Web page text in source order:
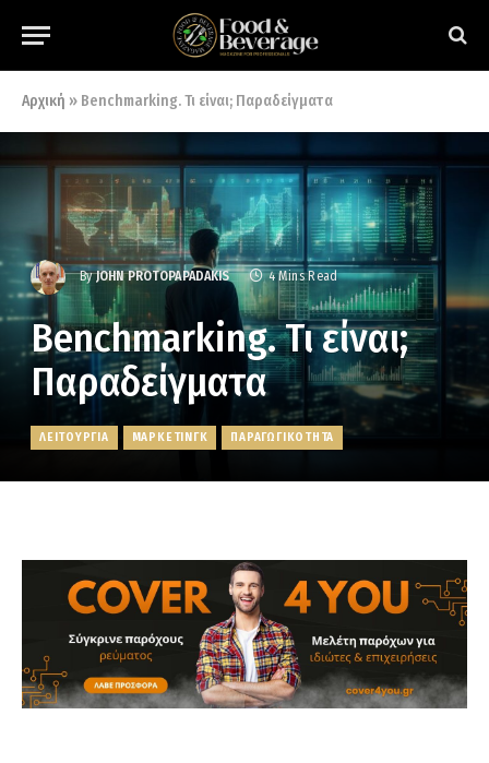
Αρχική » Benchmarking. Τι είναι; Παραδείγματα
By JOHN PROTOPAPADAKIS 4 Mins Read
Benchmarking. Τι είναι;
Παραδείγματα
ΛΕΙΤΟΥΡΓΙΑ ΜΑΡΚΕΤΙΝΓΚ ΠΑΡΑΓΩΓΙΚΟΤΗΤΑ